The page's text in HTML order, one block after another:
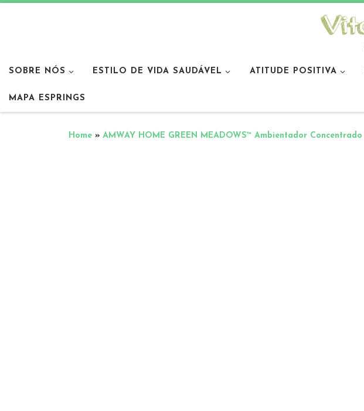
SOBRE NÓS ESTILO DE VIDA SAUDÁVEL ATITUDE POSITIVA
MAPA ESPRINGS
Home » AMWAY HOME GREEN MEADOWS™ Ambientador Concentrado